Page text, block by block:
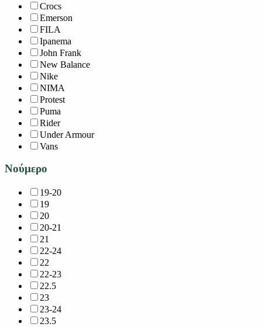
Crocs
Emerson
FILA
Ipanema
John Frank
New Balance
Nike
NIMA
Protest
Puma
Rider
Under Armour
Vans
Νούμερο
19-20
19
20
20-21
21
22-24
22
22-23
22.5
23
23-24
23.5